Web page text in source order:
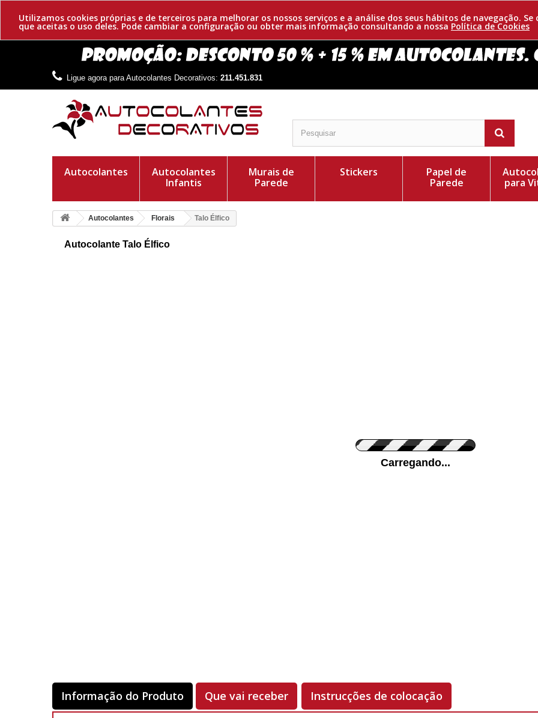
Utilizamos cookies próprias e de terceiros para melhorar os nossos serviços e a análise dos seus hábitos de navegação.
que aceitas o uso deles. Pode cambiar a configuração ou obter mais informação consultando a nossa Política de Cookies
Ligue agora para Autocolantes Decorativos: 211.451.831
Autocolantes
Autocolantes
Infantis
Murais de
Parede
Stickers
Papel de
Parede
para
Autocolantes Florais Talo Élfico
Autocolante Talo Élfico
Carregando...
Ponha a sua foto
Informação do Produto Que vai receber Instrucções de colocação